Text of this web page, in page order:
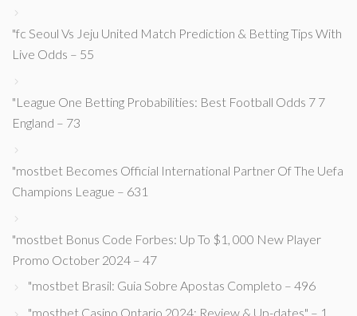
"fc Seoul Vs Jeju United Match Prediction & Betting Tips With
Live Odds – 55
"League One Betting Probabilities: Best Football Odds 7 7
England – 73
"mostbet Becomes Official International Partner Of The Uefa
Champions League – 631
"mostbet Bonus Code Forbes: Up To $1, 000 New Player
Promo October 2024 – 47
"mostbet Brasil: Guia Sobre Apostas Completo – 496
"mostbet Casino Ontario 2024: Review & Up-dates" – 1